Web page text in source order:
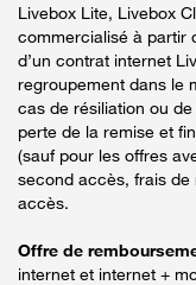
Livebox Lite, Livebox
commercialisé à partir
d’un contrat internet
regroupement dans le
cas de résiliation ou
perte de la remise et
(sauf pour les offres
second accès, frais de
accès.
Offre de
internet et internet +